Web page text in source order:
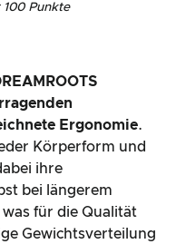
Punkte
Ergonomie.
Körperform und
ihre
bei längerem
für die Qualität
Gewichtsverteilung